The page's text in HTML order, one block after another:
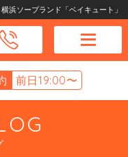
横浜ソープランド「ベイキュート」
前日19:00〜